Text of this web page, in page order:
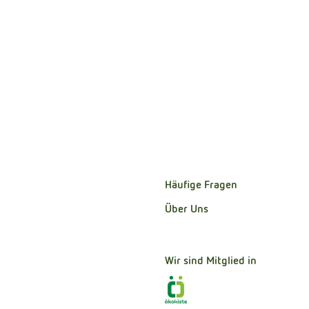
Häufige Fragen
Über Uns
Wir sind Mitglied in